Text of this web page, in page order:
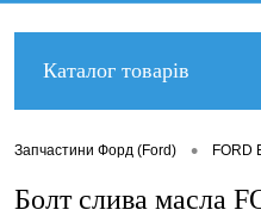
Каталог товарів
Запчастини Форд (Ford) • FORD
Болт слива масла